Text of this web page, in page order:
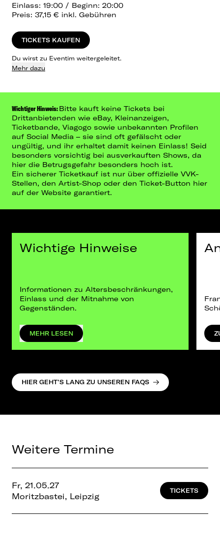
Einlass: 19:00 / Beginn: 20:00
Preis: 37,15 € inkl. Gebühren
TICKETS KAUFEN
Du wirst zu Eventim weitergeleitet.
Mehr dazu
Wichtiger Hinweis:Bitte kauft keine Tickets bei
Drittanbietenden wie eBay, Kleinanzeigen,
Ticketbande, Viagogo sowie unbekannten Profilen
auf Social Media – sie sind oft gefälscht oder
ungültig, und ihr erhaltet damit keinen Einlass! Seid
besonders vorsichtig bei ausverkauften Shows, da
hier die Betrugsgefahr besonders hoch ist.
Ein sicherer Ticketkauf ist nur über offizielle VVK-
Stellen, den Artist-Shop oder den Ticket-Button hier
auf der Website garantiert.
Wichtige Hinweise
Informationen zu Altersbeschränkungen,
Einlass und der Mitnahme von
Gegenständen.
MEHR LESEN
HIER GEHT’S LANG ZU UNSEREN FAQS
Weitere Termine
Fr, 21.05.27
Moritzbastei, Leipzig
TICKETS